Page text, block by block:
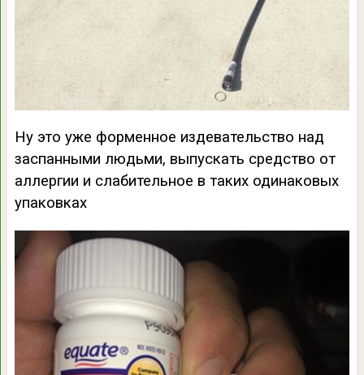
Ну это уже форменное издевательство над
заспанными людьми, выпускать средство от
аллергии и слабительное в таких одинаковых
упаковках